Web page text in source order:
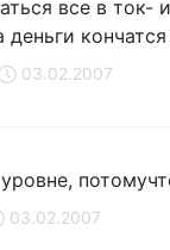
все в
кончатся
03.02.2007
03.02.2007